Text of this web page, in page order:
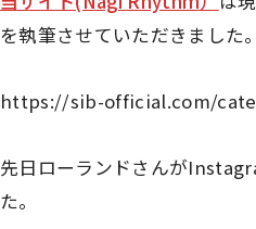
を執筆させていただきました。
https://sib-official.com/
先日ローランドさんが
た。